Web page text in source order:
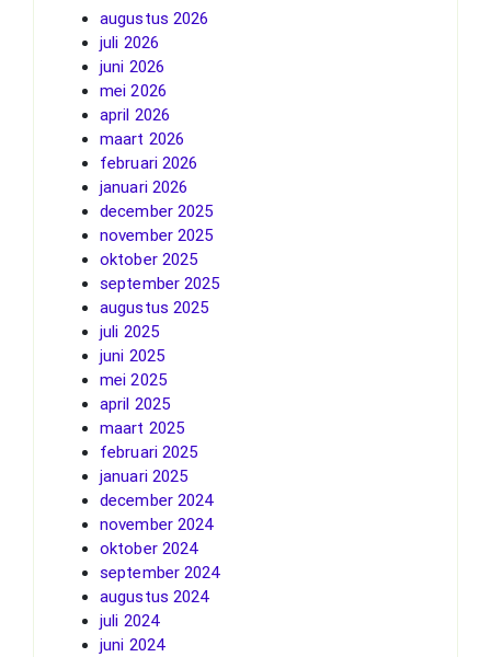
augustus 2026
juli 2026
juni 2026
mei 2026
april 2026
maart 2026
februari 2026
januari 2026
december 2025
november 2025
oktober 2025
september 2025
augustus 2025
juli 2025
juni 2025
mei 2025
april 2025
maart 2025
februari 2025
januari 2025
december 2024
november 2024
oktober 2024
september 2024
augustus 2024
juli 2024
juni 2024